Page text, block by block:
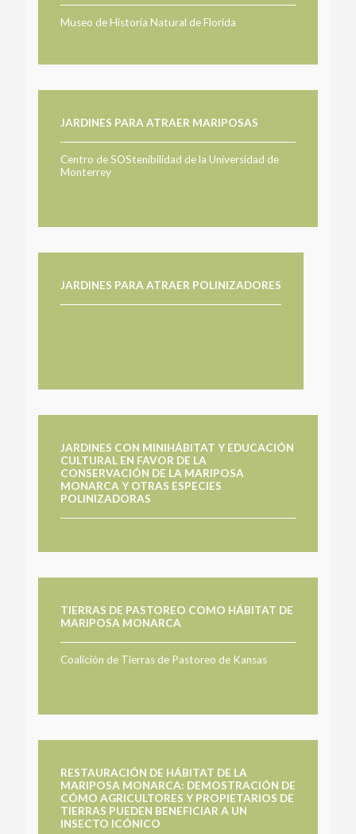
Museo de Historia Natural de Florida
JARDINES PARA ATRAER MARIPOSAS
Centro de SOStenibilidad de la Universidad de
Monterrey
JARDINES PARA ATRAER POLINIZADORES
JARDINES CON MINIHÁBITAT Y EDUCACIÓN
CULTURAL EN FAVOR DE LA
CONSERVACIÓN DE LA MARIPOSA
MONARCA Y OTRAS ESPECIES
POLINIZADORAS
TIERRAS DE PASTOREO COMO HÁBITAT DE
MARIPOSA MONARCA
Coalición de Tierras de Pastoreo de Kansas
RESTAURACIÓN DE HÁBITAT DE LA
MARIPOSA MONARCA: DEMOSTRACIÓN DE
CÓMO AGRICULTORES Y PROPIETARIOS DE
TIERRAS PUEDEN BENEFICIAR A UN
INSECTO ICÓNICO